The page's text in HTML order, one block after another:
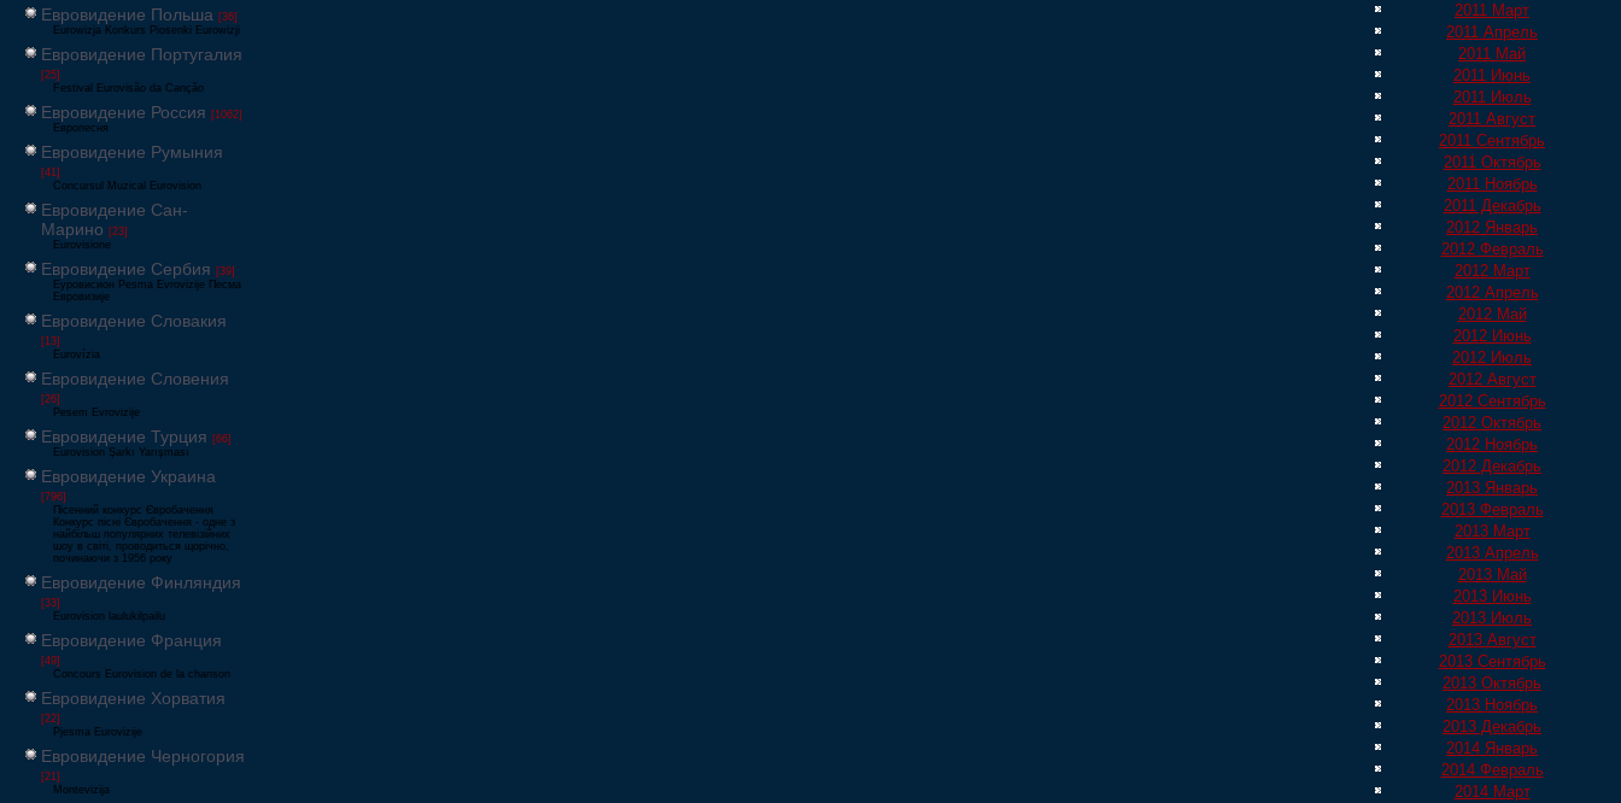
Евровидение Польша [36]
Eurowizja Konkurs Piosenki Eurowizji
Евровидение Португалия
[25]
Festival Eurovisão da Canção
Евровидение Россия [1062]
Европесня
Евровидение Румыния
[41]
Concursul Muzical Eurovision
Евровидение Сан-
Марино [23]
Eurovisione
Евровидение Сербия [39]
Еуровисион Pesma Evrovizije Песма
Евровизије
Евровидение Словакия
[13]
Eurovízia
Евровидение Словения
[26]
Pesem Evrovizije
Евровидение Турция [66]
Eurovision Şarkı Yarışması
Евровидение Украина
[796]
Пісенний конкурс Євробачення
Конкурс пісні Євробачення - одне з
найбільш популярних телевізійних
шоу в світі, проводиться щорічно,
починаючи з 1956 року
Евровидение Финляндия
[33]
Eurovision laulukilpailu
Евровидение Франция
[49]
Concours Eurovision de la chanson
Евровидение Хорватия
[22]
Pjesma Eurovizije
Евровидение Черногория
[21]
Montevizija
2011 Март
2011 Апрель
2011 Май
2011 Июнь
2011 Июль
2011 Август
2011 Сентябрь
2011 Октябрь
2011 Ноябрь
2011 Декабрь
2012 Январь
2012 Февраль
2012 Март
2012 Апрель
2012 Май
2012 Июнь
2012 Июль
2012 Август
2012 Сентябрь
2012 Октябрь
2012 Ноябрь
2012 Декабрь
2013 Январь
2013 Февраль
2013 Март
2013 Апрель
2013 Май
2013 Июнь
2013 Июль
2013 Август
2013 Сентябрь
2013 Октябрь
2013 Ноябрь
2013 Декабрь
2014 Январь
2014 Февраль
2014 Март